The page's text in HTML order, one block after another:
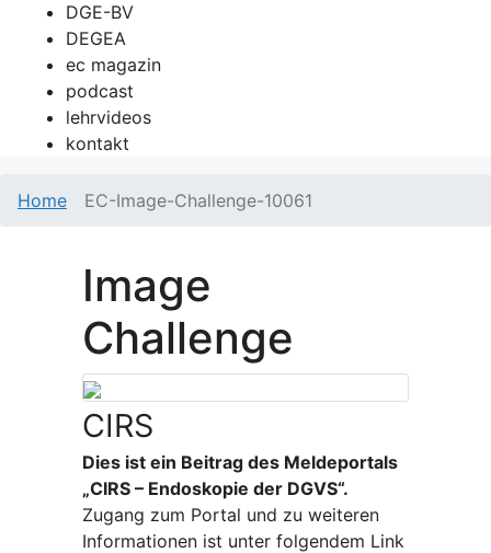
DGE-BV
DEGEA
ec magazin
podcast
lehrvideos
kontakt
Home EC-Image-Challenge-10061
Image
Challenge
CIRS
Dies ist ein Beitrag des Meldeportals
„CIRS – Endoskopie der DGVS“.
Zugang zum Portal und zu weiteren
Informationen ist unter folgendem Link